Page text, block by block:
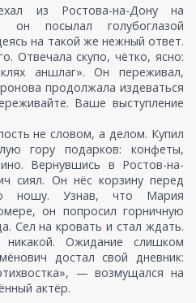
из Ростова-на-Дону на
посылал голубоглазой
на такой же нежный ответ.
Отвечала скупо, чётко, ясно:
аншлаг». Он переживал,
продолжала издеваться
Ваше выступление
не словом, а делом. Купил
гору подарков: конфеты,
Вернувшись в Ростов-на-
сиял. Он нёс корзину перед
ношу. Узнав, что Мария
он попросил горничную
Сел на кровать и стал ждать.
Ожидание слишком
достал свой дневник:
— возмущался на
актёр.